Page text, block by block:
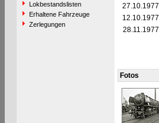
Lokbestandslisten
Erhaltene Fahrzeuge
Zerlegungen
27.10.1977
12.10.1977
28.11.1977
Fotos